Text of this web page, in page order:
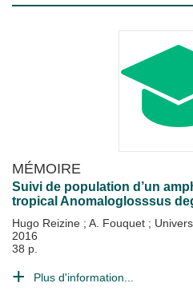
MÉMOIRE
Suivi de population d’un
tropical Anomaloglosssus
Hugo Reizine ; A. Fouquet ;
2016
38 p.
Plus d'information...